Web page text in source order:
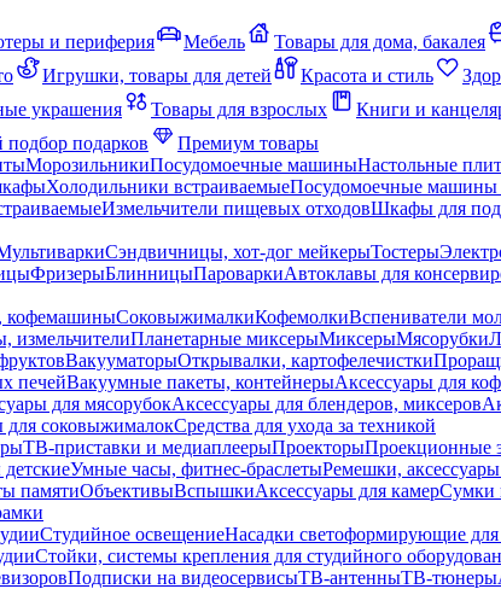
и периферия Мебель Товары для дома, бакалея
Игрушки, товары для детей Красота и стиль
украшения Товары для взрослых Книги и
подарков
Премиум товары
МорозильникиПосудомоечные машиныНастольные
Холодильники встраиваемыеПосудомоечные машины
Измельчители пищевых отходовШкафы для
Сэндвичницы, хот-дог мейкерыТостеры
ФризерыБлинницыПароваркиАвтоклавы для
кофемашиныСоковыжималкиКофемолкиВспениватели
измельчителиПланетарные миксерыМиксерыМясорубки
ВакууматорыОткрывалки, картофелечистки
печейВакуумные пакеты, контейнерыАксессуары для
для мясорубокАксессуары для блендеров, миксеров
для соковыжималокСредства для ухода за техникой
ТВ-приставки и медиаплеерыПроекторыПроекционные
Умные часы, фитнес-браслетыРемешки,
памятиОбъективыВспышкиАксессуары для камерСумки
Студийное освещениеНасадки светоформирующие для
Стойки, системы крепления для студийного
Подписки на видеосервисыТВ-антенныТВ-тюнеры